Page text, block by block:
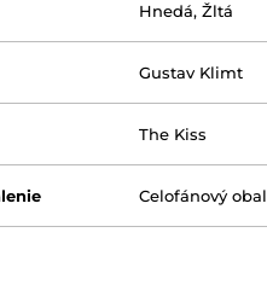
Hnedá,Žltá
Gustav Klimt
The Kiss
Celofánový obal